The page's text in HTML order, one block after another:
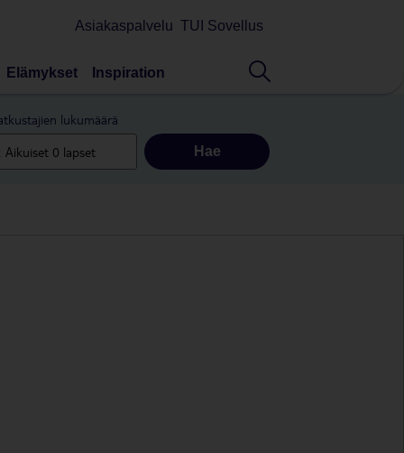
Asiakaspalvelu TUI Sovellus
Elämykset Inspiration
lukumäärä
Hae